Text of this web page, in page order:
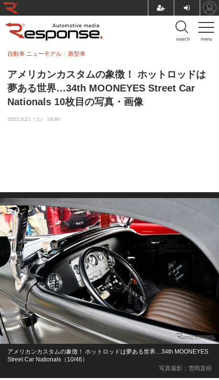
menu
search
アメリカンカスタムの象徴！ ホットロッドは
夢ある世界…34th MOONEYES Street Car
Nationals 10枚目の写真・画像
自動車 ニューモデル 新型車
2022.5.21（土） 19:30
写真撮影：雪岡直樹
アメリカンカスタムの象徴！ ホットロッドは夢ある世界…34th MOONEYES
Street Car Nationals（10/46）